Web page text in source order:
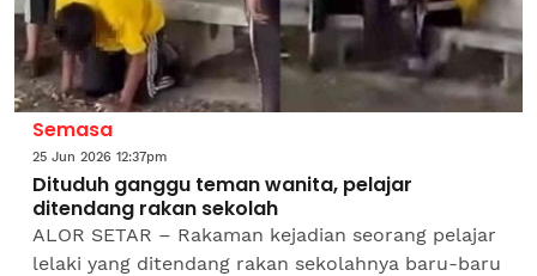
Semasa
25 Jun 2026 12:37pm
Dituduh ganggu teman wanita, pelajar
ditendang rakan sekolah
ALOR SETAR – Rakaman kejadian seorang pelajar
lelaki yang ditendang rakan sekolahnya baru-baru